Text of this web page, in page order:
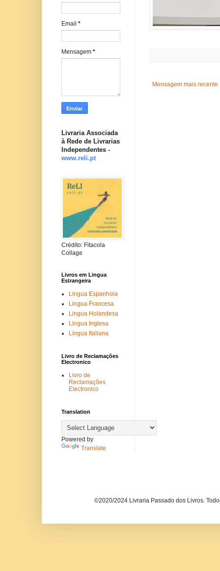
Mensagem mais recente
Email *
Mensagem *
Livraria Associada
à Rede de Livrarias
Independentes -
www.reli.pt
Crédito: Fitacola
Collage
Livros em Lingua
Estrangeira
Lingua Espanhola
Lingua Francesa
Lingua Holandesa
Lingua Inglesa
Lingua Italiana
Livro de Reclamações
Electronico
Livro de
Reclamações
Electronico
Translation
Powered by
Translate
©2020/2024 Livraria Passado dos Livros.